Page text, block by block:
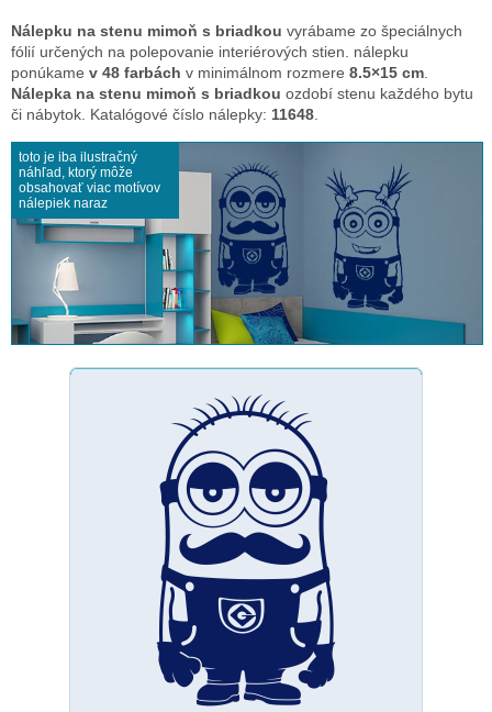
Nálepku na stenu mimoň s briadkou vyrábame zo špeciálnych
fólií určených na polepovanie interiérových stien. nálepku
ponúkame v 48 farbách v minimálnom rozmere 8.5×15 cm
Nálepka na stenu mimoň s briadkou ozdobí stenu každého bytu
či nábytok. Katalógové číslo nálepky: 11648
toto je iba ilustračný
náhľad, ktorý môže
obsahovať viac motívov
nálepiek naraz